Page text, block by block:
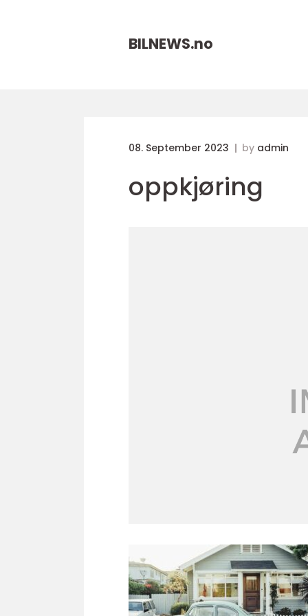
BILNEWS.no
08. September 2023 by admin
oppkjøring